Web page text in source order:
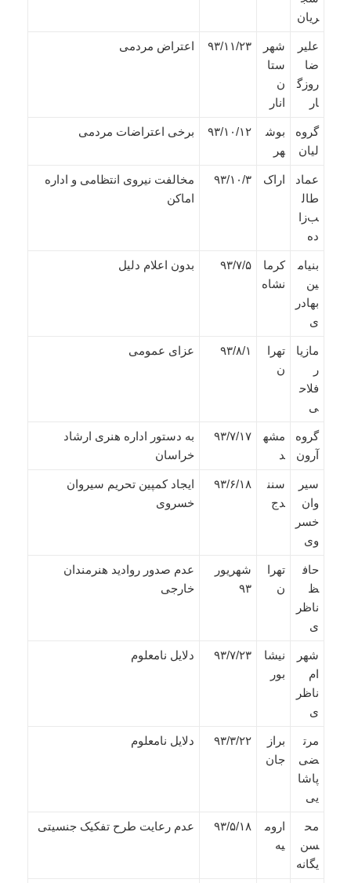
ریان
علیر
ضا
روزگ
ار
شهر
ستا
ن
انار
۹۳/۱۱/۲۳ اعتراض مردمی
گروه
لیان
بوش
هر
۹۳/۱۰/۱۲ برخی اعتراضات مردمی
عماد
طال
ب‌زا
ده
اراک ۹۳/۱۰/۳
مخالفت نیروی انتظامی و اداره
اماکن
بنیام
ین
بهادر
ی
کرما
نشاه
۹۳/۷/۵ بدون اعلام دلیل
مازیا
ر
فلاح
ی
تهرا
ن
۹۳/۸/۱ عزای عمومی
گروه
آرون
مشه
د
۹۳/۷/۱۷
به دستور اداره هنری ارشاد
خراسان
سیر
وان
خسر
وی
سنن
دج
۹۳/۶/۱۸
ایجاد کمپین تحریم سیروان
خسروی
حاف
ظ
ناظر
ی
تهرا
ن
شهریور
۹۳
عدم صدور روادید هنرمندان
خارجی
شهر
ام
ناظر
ی
نیشا
بور
۹۳/۷/۲۳ دلایل نامعلوم
مرت
ضی
پاشا
یی
براز
جان
۹۳/۳/۲۲ دلایل نامعلوم
مح
سن
یگانه
اروم
یه
۹۳/۵/۱۸ عدم رعایت طرح تفکیک جنسیتی